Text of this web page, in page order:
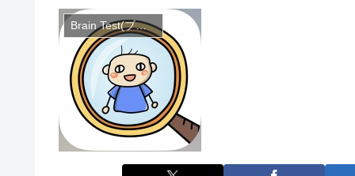
Brain Test(ブレインテスト)